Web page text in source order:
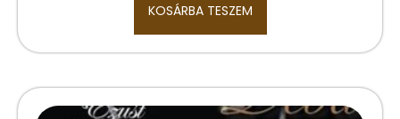
KOSÁRBA TESZEM